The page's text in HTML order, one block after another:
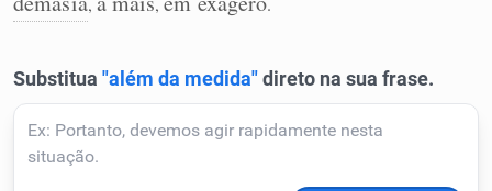
Detector de IA